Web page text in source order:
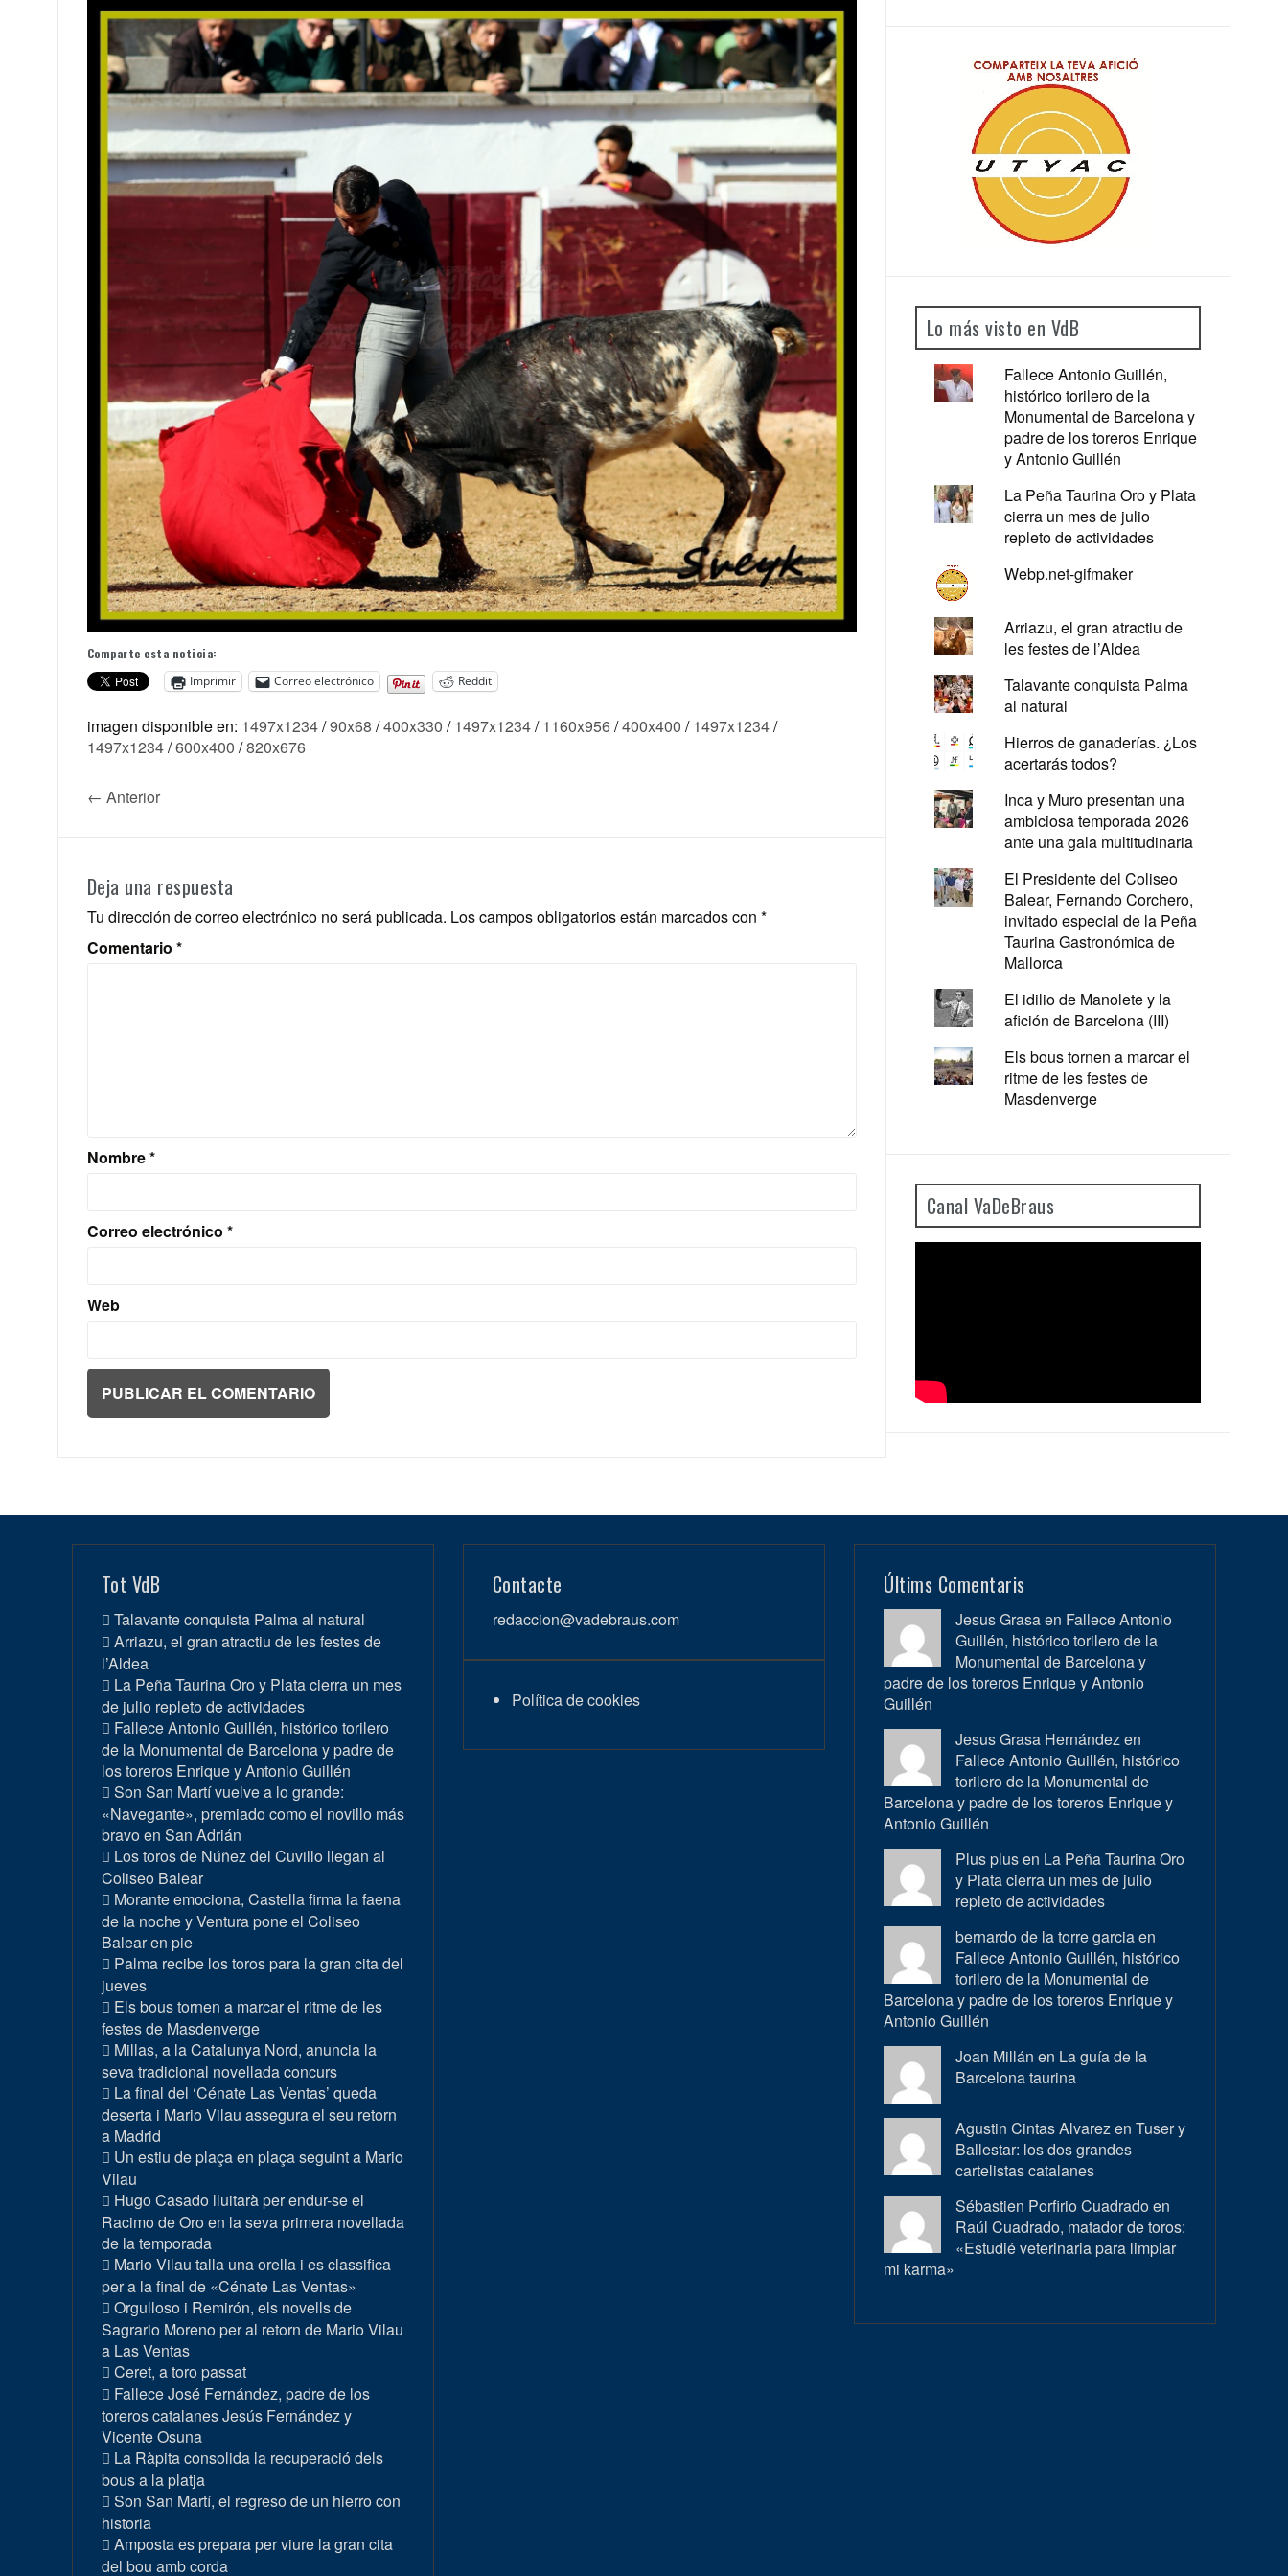
Comparte esta noticia:
Imprimir
Correo electrónico Reddit
imagen disponible en: 1497x1234/90x68 /400x330 /1497x1234/1160x956/400x400 /1497x1234/
1497x1234/600x400 /820x676
← Anterior
Deja una respuesta
Tu dirección de correo electrónico no será publicada. Los campos obligatorios están marcados con *
Comentario *
Nombre*
Correo electrónico *
Web
Lo más visto en VdB
Fallece Antonio Guillén,
histórico torilero de la
Monumental de Barcelona y
padre de los toreros Enrique
y Antonio Guillén
La Peña Taurina Oro y Plata
cierra un mes de julio
repleto de actividades
Webp.net-gifmaker
Arriazu, el gran atractiu de
les festes de l’Aldea
Talavante conquista Palma
al natural
Hierros de ganaderías. ¿Los
acertarás todos?
Inca y Muro presentan una
ambiciosa temporada 2026
ante una gala multitudinaria
El Presidente del Coliseo
Balear, Fernando Corchero,
invitado especial de la Peña
Taurina Gastronómica de
Mallorca
El idilio de Manolete y la
afición de Barcelona (III)
Els bous tornen a marcar el
ritme de les festes de
Masdenverge
Canal VaDeBraus
Tot VdB
Talavante conquista Palma al natural
Arriazu, el gran atractiu de les festes de
l’Aldea
La Peña Taurina Oro y Plata cierra un mes
de julio repleto de actividades
Fallece Antonio Guillén, histórico torilero
de la Monumental de Barcelona y padre de
los toreros Enrique y Antonio Guillén
Son San Martí vuelve a lo grande:
«Navegante», premiado como el novillo más
bravo en San Adrián
Los toros de Núñez del Cuvillo llegan al
Coliseo Balear
Morante emociona, Castella firma la faena
de la noche y Ventura pone el Coliseo
Balear en pie
Palma recibe los toros para la gran cita del
jueves
Els bous tornen a marcar el ritme de les
festes de Masdenverge
Millas, a la Catalunya Nord, anuncia la
seva tradicional novellada concurs
La final del ‘Cénate Las Ventas’ queda
deserta i Mario Vilau assegura el seu retorn
a Madrid
Un estiu de plaça en plaça seguint a Mario
Vilau
Hugo Casado lluitarà per endur-se el
Racimo de Oro en la seva primera novellada
de la temporada
Mario Vilau talla una orella i es classifica
per a la final de «Cénate Las Ventas»
Orgulloso i Remirón, els novells de
Sagrario Moreno per al retorn de Mario Vilau
a Las Ventas
Ceret, a toro passat
Fallece José Fernández, padre de los
toreros catalanes Jesús Fernández y
Vicente Osuna
La Ràpita consolida la recuperació dels
bous a la platja
Son San Martí, el regreso de un hierro con
historia
Amposta es prepara per viure la gran cita
del bou amb corda
Contacte
redaccion@vadebraus.com
Política de cookies
Últims Comentaris
Jesus Grasa en Fallece Antonio
Guillén, histórico torilero de la
Monumental de Barcelona y
padre de los toreros Enrique y Antonio
Guillén
Jesus Grasa Hernández en
Fallece Antonio Guillén, histórico
torilero de la Monumental de
Barcelona y padre de los toreros Enrique y
Antonio Guillén
Plus plus en La Peña Taurina Oro
y Plata cierra un mes de julio
repleto de actividades
bernardo de la torre garcia en
Fallece Antonio Guillén, histórico
torilero de la Monumental de
Barcelona y padre de los toreros Enrique y
Antonio Guillén
Joan Millán en La guía de la
Barcelona taurina
Agustin Cintas Alvarez enTuser y
Ballestar: los dos grandes
cartelistas catalanes
Sébastien Porfirio Cuadrado en
Raúl Cuadrado, matador de toros:
«Estudié veterinaria para limpiar
mi karma»